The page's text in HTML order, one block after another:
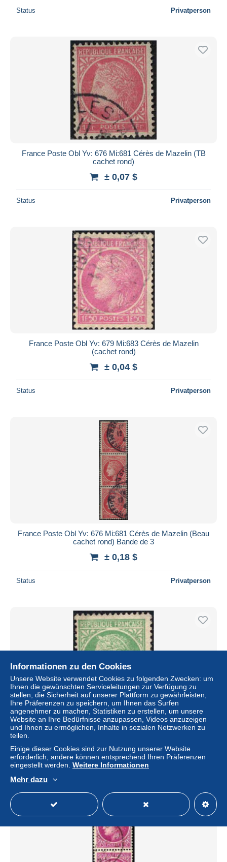
Status Privatperson
France Poste Obl Yv: 676 Mi:681 Cérès de Mazelin (TB
cachet rond)
± 0,07 $
Status Privatperson
France Poste Obl Yv: 679 Mi:683 Cérès de Mazelin
(cachet rond)
± 0,04 $
Status Privatperson
France Poste Obl Yv: 676 Mi:681 Cérès de Mazelin (Beau
cachet rond) Bande de 3
± 0,18 $
Status Privatperson
France Poste Obl Yv: 680 Mi:686 Cérès de Mazelin
(cachet rond)
± 0,04 $
Status
Informationen zu den Cookies
Unsere Website verwendet Cookies zu folgenden Zwecken: um
Ihnen die gewünschten Serviceleitungen zur Verfügung zu
stellen, die Sicherheit auf unserer Plattform zu gewährleisten,
Ihre Präferenzen zu speichern, um Ihnen das Surfen
angenehmer zu machen, Statistiken zu erstellen, um unsere
Website an Ihre Bedürfnisse anzupassen, Videos anzuzeigen
und Ihnen zu ermöglichen, Inhalte in sozialen Netzwerken zu
teilen.
Einige dieser Cookies sind zur Nutzung unserer Website
erforderlich, andere können entsprechend Ihren Präferenzen
eingestellt werden. Weitere Informationen
Mehr dazu